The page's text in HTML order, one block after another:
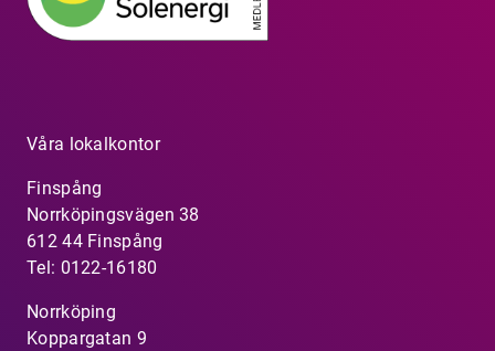
Våra lokalkontor
Finspång
Norrköpingsvägen 38
612 44 Finspång
Tel: 0122-16180
Norrköping
Koppargatan 9